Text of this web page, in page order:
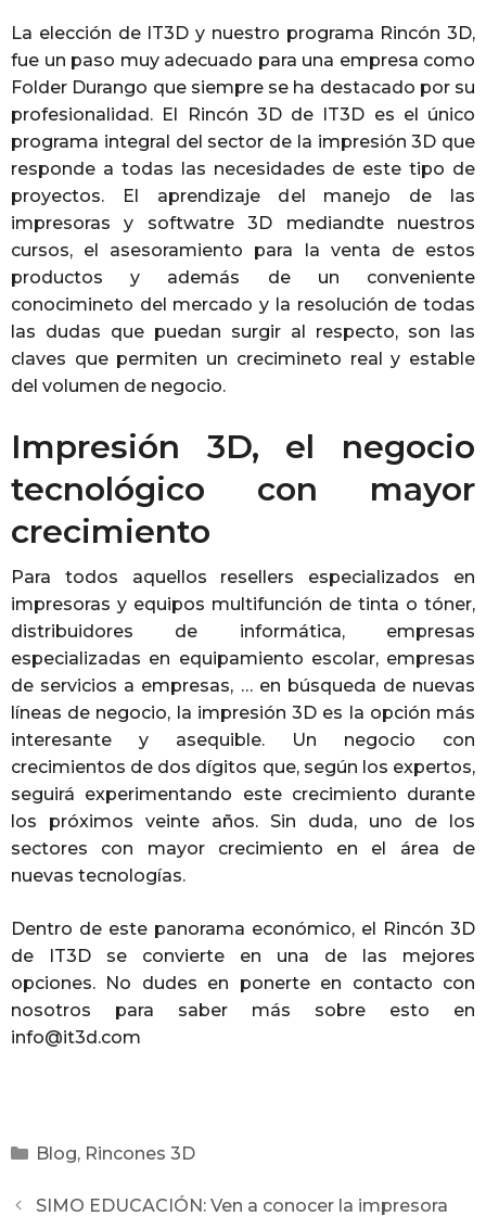
La elección de IT3D y nuestro programa Rincón 3D,
fue un paso muy adecuado para una empresa como
Folder Durango que siempre se ha destacado por su
profesionalidad. El Rincón 3D de IT3D es el único
programa integral del sector de la impresión 3D que
responde a todas las necesidades de este tipo de
proyectos. El aprendizaje del manejo de las
impresoras y softwatre 3D mediandte nuestros
cursos, el asesoramiento para la venta de estos
productos y además de un conveniente
conocimineto del mercado y la resolución de todas
las dudas que puedan surgir al respecto, son las
claves que permiten un crecimineto real y estable
del volumen de negocio.
Impresión 3D, el negocio
tecnológico con mayor
crecimiento
Para todos aquellos resellers especializados en
impresoras y equipos multifunción de tinta o tóner,
distribuidores de informática, empresas
especializadas en equipamiento escolar, empresas
de servicios a empresas, … en búsqueda de nuevas
líneas de negocio, la impresión 3D es la opción más
interesante y asequible. Un negocio con
crecimientos de dos dígitos que, según los expertos,
seguirá experimentando este crecimiento durante
los próximos veinte años. Sin duda, uno de los
sectores con mayor crecimiento en el área de
nuevas tecnologías.
Dentro de este panorama económico, el Rincón 3D
de IT3D se convierte en una de las mejores
opciones. No dudes en ponerte en contacto con
nosotros para saber más sobre esto en
info@it3d.com
Blog, Rincones 3D
SIMO EDUCACIÓN: Ven a conocer la impresora